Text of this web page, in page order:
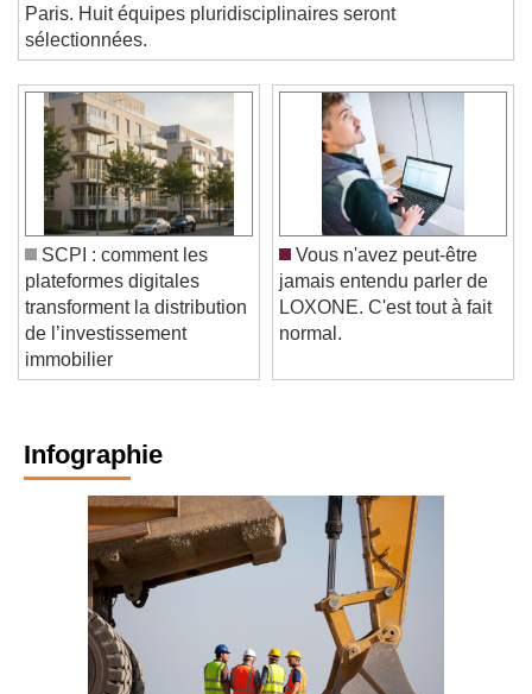
Paris. Huit équipes pluridisciplinaires seront
sélectionnées.
SCPI : comment les
plateformes digitales
transforment la distribution
de l’investissement
immobilier
Vous n'avez peut-être
jamais entendu parler de
LOXONE. C'est tout à fait
normal.
Infographie